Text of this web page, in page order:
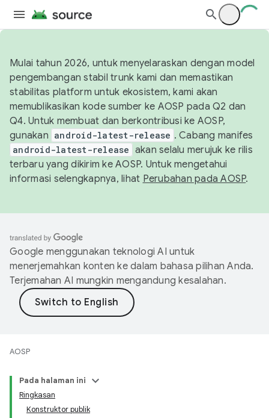
Mulai tahun 2026, untuk menyelaraskan dengan model
pengembangan stabil trunk kami dan memastikan
stabilitas platform untuk ekosistem, kami akan
memublikasikan kode sumber ke AOSP pada Q2 dan
Q4. Untuk membuat dan berkontribusi ke AOSP,
gunakan android-latest-release . Cabang manifes
android-latest-release akan selalu merujuk ke rilis
terbaru yang dikirim ke AOSP. Untuk mengetahui
informasi selengkapnya, lihat Perubahan pada AOSP.
Google menggunakan teknologi AI untuk
menerjemahkan konten ke dalam bahasa pilihan Anda.
Terjemahan AI mungkin mengandung kesalahan.
AOSP
Pada halaman ini
Ringkasan
Konstruktor publik